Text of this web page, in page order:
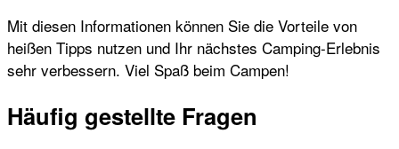
Mit diesen Informationen können Sie die Vorteile von
heißen Tipps nutzen und Ihr nächstes Camping-Erlebnis
sehr verbessern. Viel Spaß beim Campen!
Häufig gestellte Fragen